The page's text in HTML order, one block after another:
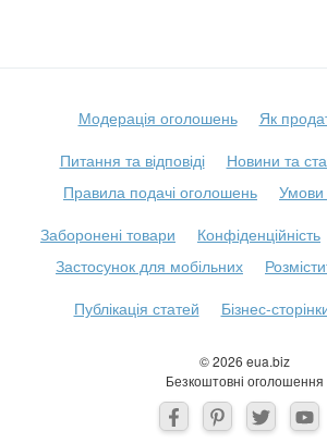
© 2026 eua.biz
Безкоштовні оголошення
Модерація оголошень
Як
Питання та відповіді
Новини та
Правила подачі оголошень
Умови
Заборонені товари
Конфіденційність
Застосунок для мобільних
Публікація статей
Бізнес-